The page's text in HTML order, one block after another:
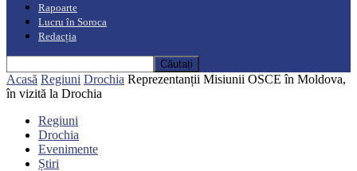
Rapoarte
Lucru în Soroca
Redacția
Acasă Regiuni Drochia Reprezentanții Misiunii OSCE în Moldova,
în vizită la Drochia
Regiuni
Drochia
Evenimente
Știri